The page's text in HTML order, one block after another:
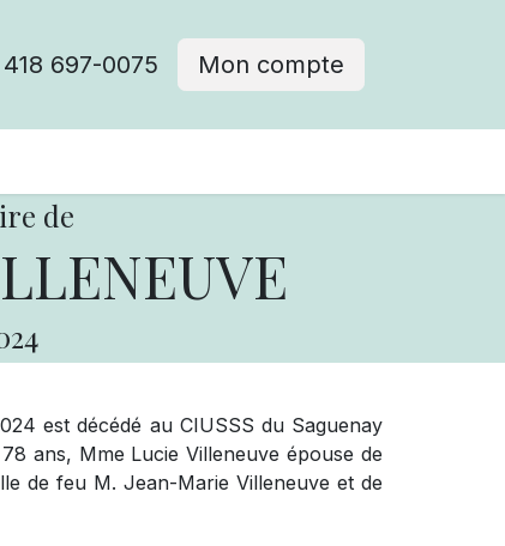
418 697-0075 Mon compte
de
est décédé au CIUSSS du Saguenay
ans, Mme Lucie Villeneuve épouse de
de feu M. Jean-Marie Villeneuve et de